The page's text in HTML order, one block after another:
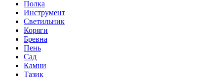
Полка
Инструмент
Светильник
Коряги
Бревна
Пень
Сад
Камни
Тазик